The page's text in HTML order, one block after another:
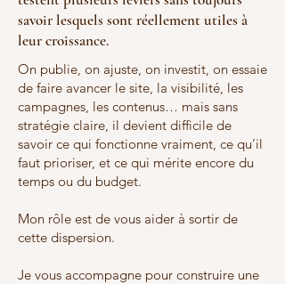
savoir lesquels sont réellement utiles à
leur croissance.
On publie, on ajuste, on investit, on essaie
de faire avancer le site, la visibilité, les
campagnes, les contenus… mais sans
stratégie claire, il devient difficile de
savoir ce qui fonctionne vraiment, ce qu’il
faut prioriser, et ce qui mérite encore du
temps ou du budget.
Mon rôle est de vous aider à sortir de
cette dispersion.
Je vous accompagne pour construire une